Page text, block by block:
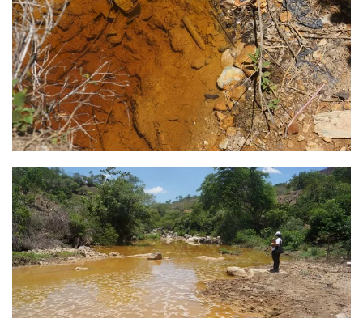
Ver
Ver